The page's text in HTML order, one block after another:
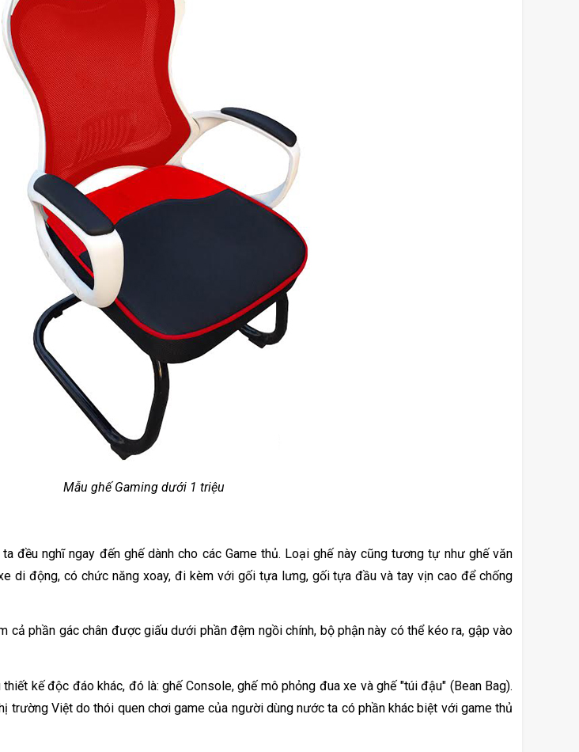
Mẫu ghế Gaming dưới 1 triệu
đều nghĩ ngay đến ghế dành cho các Game thủ. Loại ghế này cũng tương tự như ghế văn
di động, có chức năng xoay, đi kèm với gối tựa lưng, gối tựa đầu và tay vịn cao để chống
cả phần gác chân được giấu dưới phần đệm ngồi chính, bộ phận này có thể kéo ra, gập vào
kế độc đáo khác, đó là: ghế Console, ghế mô phỏng đua xe và ghế "túi đậu" (Bean Bag).
trường Việt do thói quen chơi game của người dùng nước ta có phần khác biệt với game thủ